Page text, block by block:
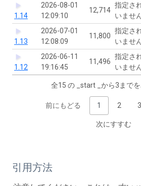
1.14
2026-08-01
12:09:10
12,714
指定さ
いませ
1.13
2026-07-01
12:08:09
11,800
指定さ
いませ
1.12
2026-06-11
19:16:45
11,496
指定さ
いませ
全15 の _start _から3までを
前にもどる 1 2 3
次にすすむ
引用方法